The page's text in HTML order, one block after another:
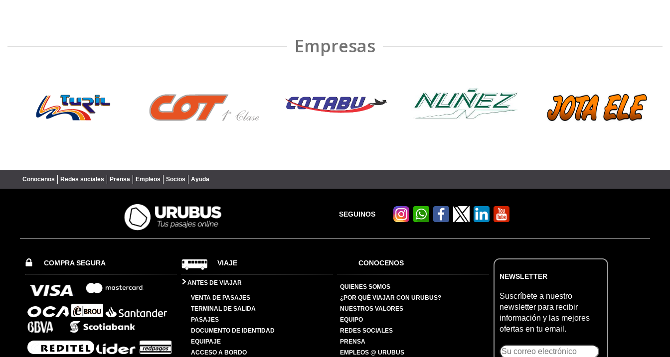
Empresas
Conocenos Redes sociales Prensa Empleos Socios Ayuda
SEGUINOS
COMPRA SEGURA VIAJE
ANTES DE VIAJAR
VENTA DE PASAJES
TERMINAL DE SALIDA
PASAJES
DOCUMENTO DE IDENTIDAD
EQUIPAJE
ACCESO A BORDO
CONOCENOS
QUIENES SOMOS
¿POR QUÉ VIAJAR CON URUBUS?
NUESTROS VALORES
EQUIPO
REDES SOCIALES
PRENSA
EMPLEOS @ URUBUS
NEWSLETTER
Suscríbete a nuestro
newsletter para recibir
información y las mejores
ofertas en tu email.